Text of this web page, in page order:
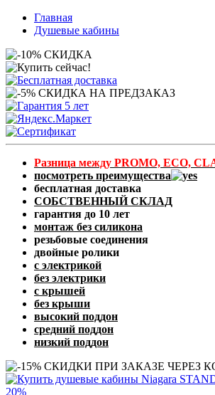
Главная
Душевые кабины
Разница между PROMO, ECO,
посмотреть преимущества
бесплатная доставка
СОБСТВЕННЫЙ СКЛАД
гарантия до 10 лет
монтаж без силикона
резьбовые соединения
двойные ролики
с электрикой
без электрики
с крышей
без крыши
высокий поддон
средний поддон
низкий поддон